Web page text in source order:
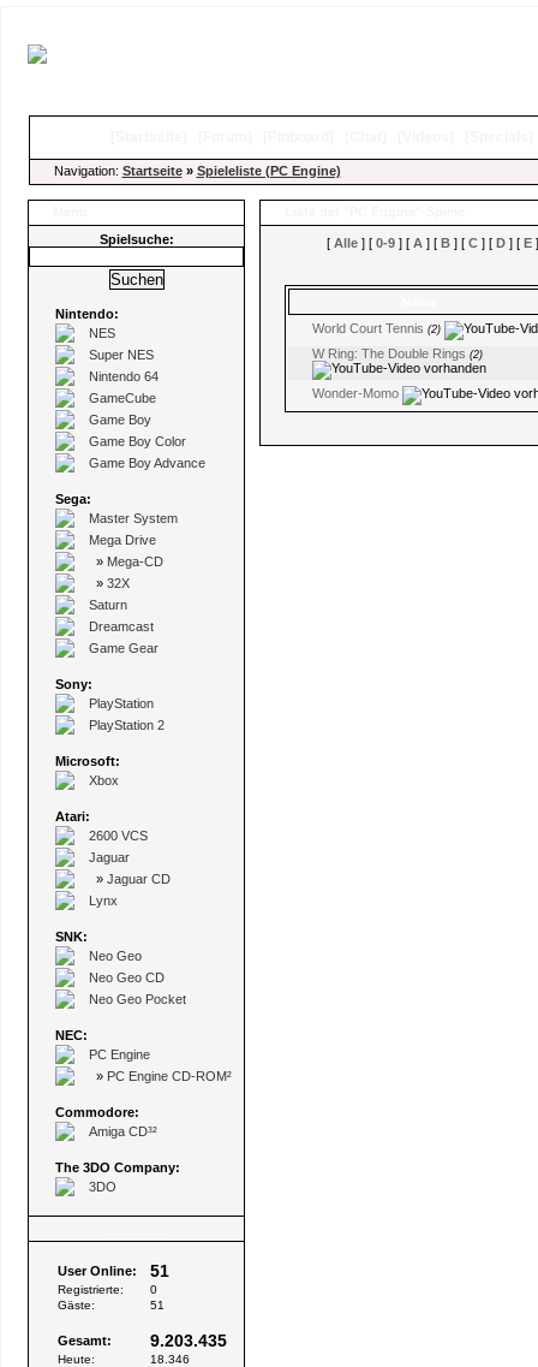
Navigation: Startseite» Spieleliste (PC Engine)
Spielsuche:
Nintendo:
NES
Super NES
Nintendo 64
GameCube
Game Boy
Game Boy Color
Game Boy Advance
Sega:
Master System
Mega Drive
» Mega-CD
» 32X
Saturn
Dreamcast
Game Gear
Sony:
PlayStation
PlayStation 2
Microsoft:
Xbox
Atari:
2600 VCS
Jaguar
» Jaguar CD
Lynx
SNK:
Neo Geo
Neo Geo CD
Neo Geo Pocket
NEC:
PC Engine
» PC Engine CD-ROM²
Commodore:
Amiga CD³²
The 3DO Company:
3DO
User Online: 51
Registrierte:
0
Gäste:
51
Gesamt: 9.203.435
Heute:
18.346
[ Alle ] [ 0-9 ] [ A ] [ B ] [ C ] [ D ] [ E
World Court Tennis (2)
W Ring: The Double Rings (2)
Wonder-Momo